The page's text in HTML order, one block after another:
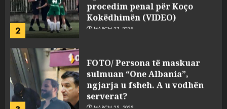
2 MARCH 27, 2025
3
ngjarja u fsheh. A u vodhën
serverat?
MARCH 25, 2025